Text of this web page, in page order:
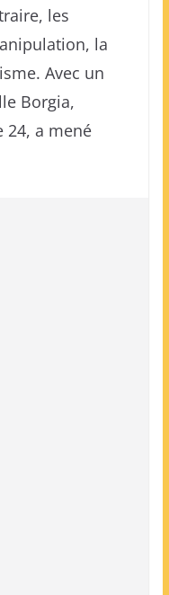
les
la
Avec un
Borgia,
24, a mené